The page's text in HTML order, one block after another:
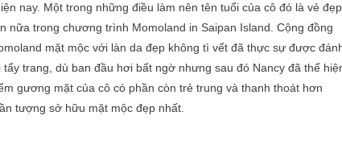
nay. Một trong những điều làm nên tên tuổi của cô đó là vẻ đẹp
trong chương trình Momoland in Saipan Island. Cộng đồng
mặt mộc với làn da đẹp không tì vết đã thực sự được
trang, dù ban đầu hơi bất ngờ nhưng sau đó Nancy đã thể
gương mặt của cô có phần còn trẻ trung và thanh thoát hơn
tượng sở hữu mặt mộc đẹp nhất.